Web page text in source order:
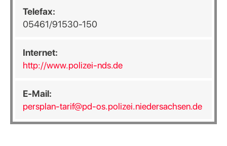
Telefax:
05461/91530-150
Internet:
http://www.polizei-nds.de
E-Mail:
persplan-tarif@pd-os.polizei.niedersachsen.de